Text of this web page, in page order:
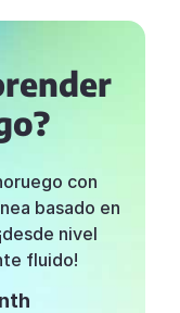
con
basado en
nivel
fluido!